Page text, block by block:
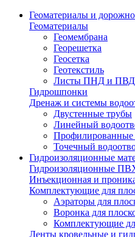
Геоматериалы и
Геоматериалы
Геомембрана
Георешетка
Геосетка
Геотекстиль
Листы ПНД и ПВД
Гидрошпонки
Дренаж и системы
Двустенные трубы
Линейный
Точечный
Гидроизоляционные
Гидроизоляционные
Инъекционная и
Комплектующие для
Аэраторы для
Воронка для
Комплектующие
Ленты кровельные и